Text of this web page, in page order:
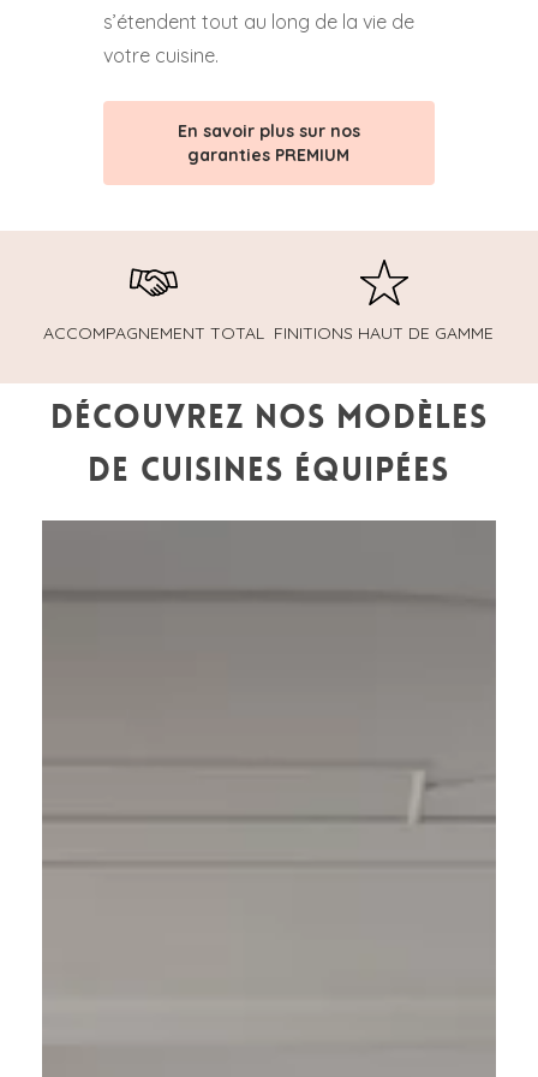
Cette campagne est une offre limitée dans le
temps et sous réserve de disponibilité des
produits en exposition.
Remarque :
Il est recommandé de prendre rendez-vous
avec nos conseillers pour bénéficier des
meilleures conditions et options
s’étendent tout au long de la vie de
votre cuisine.
En savoir plus sur nos
garanties PREMIUM
ACCOMPAGNEMENT TOTAL FINITIONS HAUT DE GAMME
Découvrez nos modèles
de cuisines équipées